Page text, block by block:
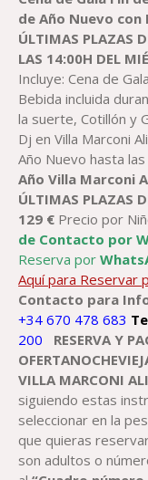
de Año Nuevo con
ÚLTIMAS PLAZAS
LAS 14:00H DEL
Incluye: Cena de
Bebida incluida
la suerte, Cotillón y
Dj en Villa Marconi
Año Nuevo hasta
AñoVilla Marconi
ÚLTIMAS PLAZAS
129 € Precio por
de Contacto por
Reserva por
Aquí para Reservar
Contacto para
+34 670 478 683
200
RESERVA Y
VILLA MARCONI
siguiendo estas
seleccionar en la
que quieras
son adultos o